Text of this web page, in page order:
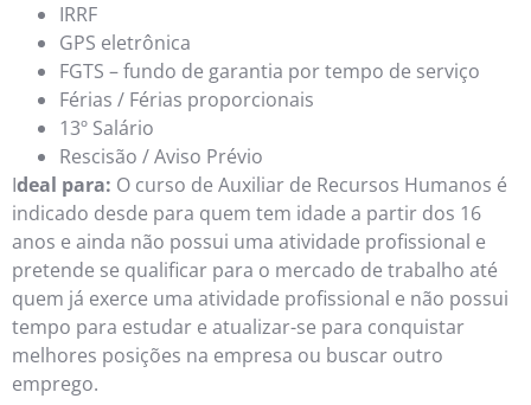
IRRF
GPS eletrônica
FGTS – fundo de garantia por tempo de serviço
Férias / Férias proporcionais
13º Salário
Rescisão / Aviso Prévio
Ideal para: O curso de Auxiliar de Recursos Humanos é
indicado desde para quem tem idade a partir dos 16
anos e ainda não possui uma atividade profissional e
pretende se qualificar para o mercado de trabalho até
quem já exerce uma atividade profissional e não possui
tempo para estudar e atualizar-se para conquistar
melhores posições na empresa ou buscar outro
emprego.